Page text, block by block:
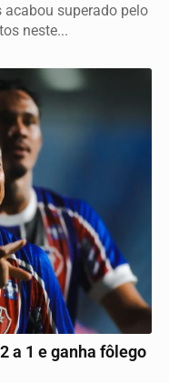
superado pelo
neste...
a 1 e ganha fôlego